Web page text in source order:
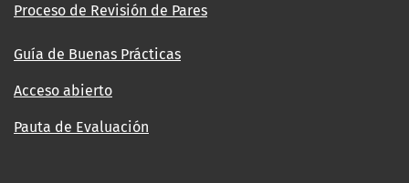
Proceso de Revisión de Pares
Guía de Buenas Prácticas
Acceso abierto
Pauta de Evaluación